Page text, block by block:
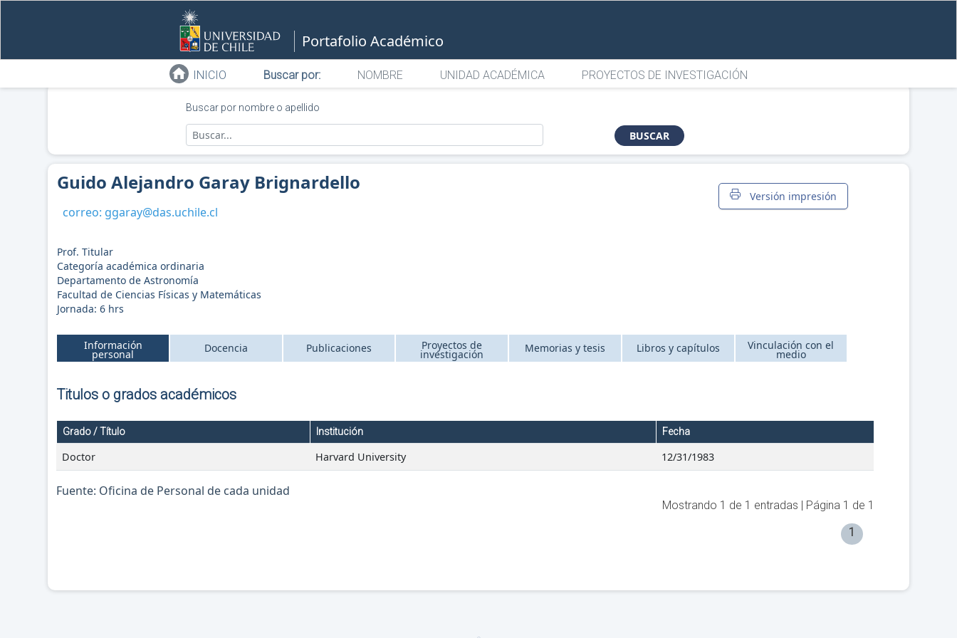
Portafolio Académico
INICIO Buscar por: NOMBRE UNIDAD ACADÉMICA PROYECTOS DE INVESTIGACIÓN
Buscar por nombre o apellido
BUSCAR
Versión impresión
Guido Alejandro Garay Brignardello
correo: ggaray@das.uchile.cl
Prof. Titular
Categoría académica ordinaria
Departamento de Astronomía
Facultad de Ciencias Físicas y Matemáticas
Jornada:6 hrs
Información
personal Docencia Publicaciones Proyectos de
investigación Memorias y tesis Libros y capítulos Vinculación con el
medio
Titulos o grados académicos
Grado / Título Institución Fecha
Doctor Harvard University 12/31/1983
Fuente: Oficina de Personal de cada unidad
Mostrando 1 de 1 entradas | Página 1 de 1
1